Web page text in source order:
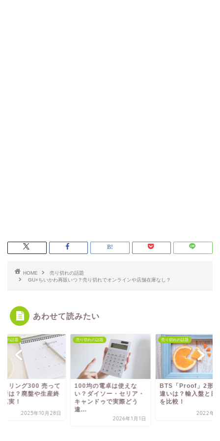
HOME
売り切れの話題
GU×ちいかわ再販いつ？売り切れでオンラインや店舗在庫なし？
あわせて読みたい
れの話題
の電卓は使えな
ダイソー・セリア・
ンドゥで実際どう
売り切れの話題
BTS「Proof」2形態の
違いは？輸入盤と日本盤
を比較！
売り切れの話題